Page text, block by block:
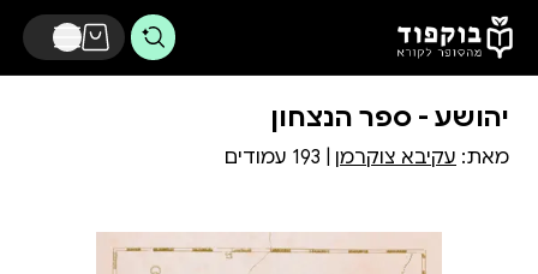
דלג לתוכן הראשי
יהושע - ספר הנצחון
מאת: עקיבא צוקרמן